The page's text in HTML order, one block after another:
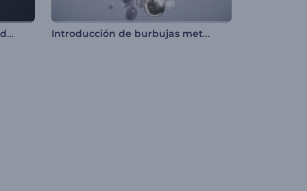
Logo reveal de partículas fluidas Introducción de burbujas metálicas